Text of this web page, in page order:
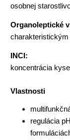
osobnej
Organoleptické
INCI:
koncentrácia
Vlastnosti
regulácia